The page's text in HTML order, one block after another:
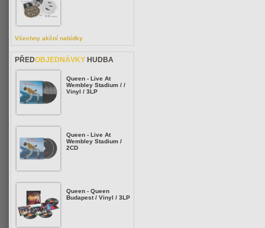
Všechny akční nabídky
PŘEDOBJEDNÁVKY HUDBA
Queen - Live At
Wembley Stadium / /
Vinyl / 3LP
Queen - Live At
Wembley Stadium /
2CD
Queen - Queen
Budapest / Vinyl / 3LP